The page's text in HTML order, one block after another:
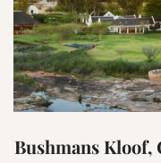
Bushmans